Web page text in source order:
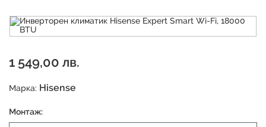
1 549,00 лв.
Марка: Hisense
Монтаж: